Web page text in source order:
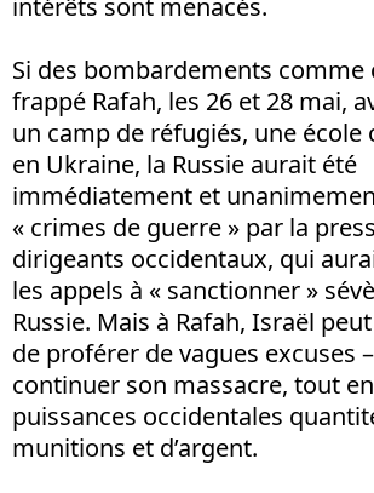
intérêts sont menacés.
Si des bombardements comme
frappé Rafah, les 26 et 28 mai,
un camp de réfugiés, une école
en Ukraine, la Russie aurait été
immédiatement et
« crimes de guerre » par la
dirigeants occidentaux, qui
les appels à « sanctionner »
Russie. Mais à Rafah, Israël
de proférer de vagues excuses
continuer son massacre, tout
puissances occidentales
munitions et d’argent.